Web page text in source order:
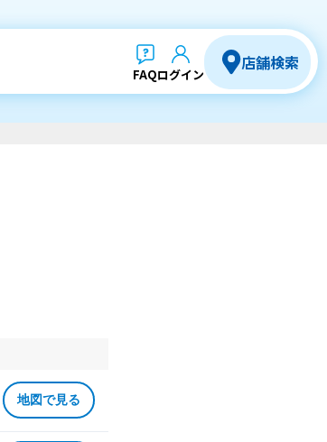
FAQログイン
店舗検索
地図で見る